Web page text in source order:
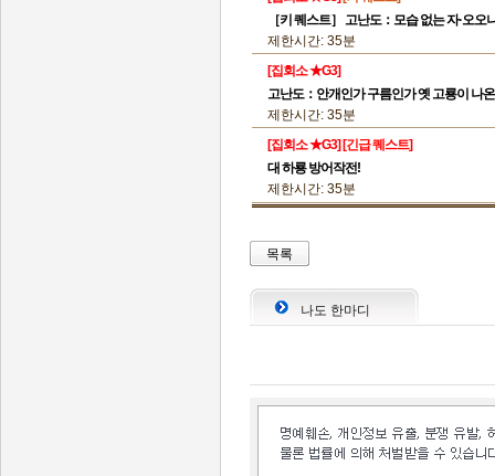
［키 퀘스트］ 고난도：모습 없는 자·오오
제한시간: 35분
[집회소 ★G3]
고난도：안개인가 구름인가 옛 고룡이 나
제한시간: 35분
[집회소 ★G3] [긴급 퀘스트]
대 하룡 방어작전!
제한시간: 35분
목록
나도 한마디